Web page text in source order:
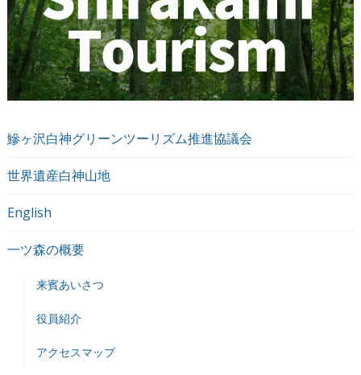
鰺ヶ沢白神グリーンツーリズム推進協議会
世界遺産白神山地
English
一ツ森の概要
来賓あいさつ
役員紹介
アクセスマップ